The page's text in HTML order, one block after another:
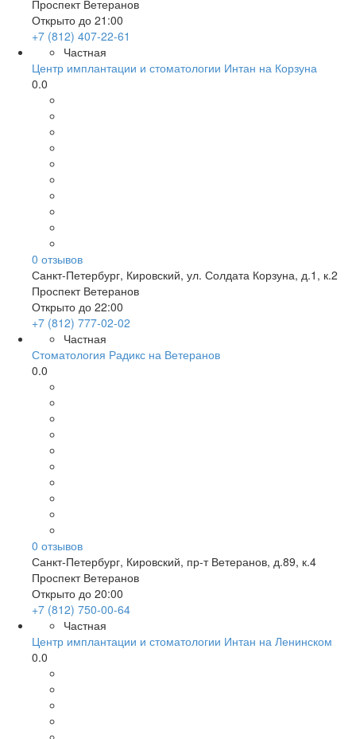
Проспект Ветеранов
Открыто до 21:00
+7 (812) 407-22-61
Частная
Центр имплантации и стоматологии Интан на Корзуна
0.0
0 отзывов
Санкт-Петербург, Кировский, ул. Солдата Корзуна, д.1, к.2
Проспект Ветеранов
Открыто до 22:00
+7 (812) 777-02-02
Частная
Стоматология Радикс на Ветеранов
0.0
0 отзывов
Санкт-Петербург, Кировский, пр-т Ветеранов, д.89, к.4
Проспект Ветеранов
Открыто до 20:00
+7 (812) 750-00-64
Частная
Центр имплантации и стоматологии Интан на Ленинском
0.0